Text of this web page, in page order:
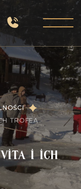
TROFEA
Vita i ich